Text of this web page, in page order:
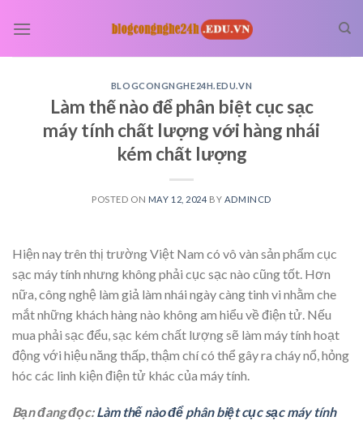
BLOGCONGNGHE24H.EDU.VN
Làm thế nào để phân biệt cục sạc
máy tính chất lượng với hàng nhái
kém chất lượng
POSTED ON MAY 12, 2024 BY ADMINCD
Hiện nay trên thị trường Việt Nam có vô vàn sản phẩm cục
sạc máy tính nhưng không phải cục sạc nào cũng tốt. Hơn
nữa, công nghệ làm giả làm nhái ngày càng tinh vi nhằm che
mắt những khách hàng nào không am hiểu về điện tử. Nếu
mua phải sạc đểu, sạc kém chất lượng sẽ làm máy tính hoạt
động với hiệu năng thấp, thậm chí có thể gây ra cháy nổ, hỏng
hóc các linh kiện điện tử khác của máy tính.
Bạn đang đọc:Làm thế nào để phân biệt cục sạc máy tính